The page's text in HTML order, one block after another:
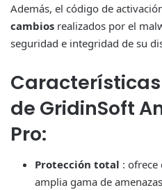
Además, el código de
cambios realizados por el
seguridad e integridad de su
de GridinSoft
Pro:
Protección total : ofrece
amplia gama de